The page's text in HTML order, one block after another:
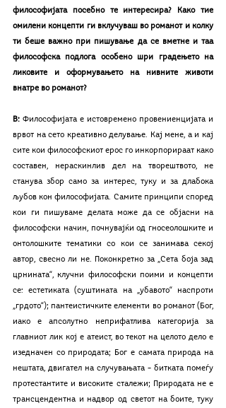
философијата посебно те интересира? Како тие
омилени концепти ги вклучуваш во романот и колку
ти беше важно при пишување да се вметне и таа
философска подлога особено шри градењето на
ликовите и оформувањето на нивните животи
внатре во романот?
В: Философијата е истовремено провениенцијата и
врвот на сето креативно делување. Кај мене, а и кај
сите кои философскиот ерос го инкорпорираат како
составен, нераскинлив дел на творештвото, не
станува збор само за интерес, туку и за длабока
љубов кон философијата. Самите принципи според
кои ги пишуваме делата може да се објасни на
философски начин, почнувајќи од гносеолошките и
онтолошките тематики со кои се занимава секој
автор, свесно ли не. Поконкретно за „Сета боја зад
црнината“, клучни философски поими и концепти
се: естетиката (суштината на „убавото“ наспроти
„грдото“); пантеистичките елементи во романот (Бог,
иако е апсолутно неприфатлива категорија за
главниот лик кој е атеист, во текот на целото дело е
изедначен со природата; Бог е самата природа на
нештата, двигател на случувањата – битката помеѓу
протестантите и високите сталежи; Природата не е
трансцендентна и надвор од светот на боите, туку